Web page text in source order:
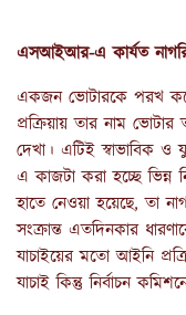
এসআইআর-এ কার্যত
একজন ভোটারকে পরখ করে
প্রক্রিয়ায় তার নাম ভোটার
দেখা। এটিই স্বাভাবিক
এ কাজটা করা হচ্ছে ভিন্ন
হাতে নেওয়া হয়েছে, তা
সংক্রান্ত এতদিনকার
যাচাইয়ের মতো আইনি
যাচাই কিন্তু নির্বাচন